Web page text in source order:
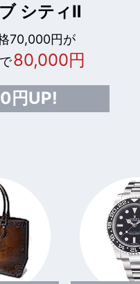
シティⅡ
70,000円が
80,000円
円UP!